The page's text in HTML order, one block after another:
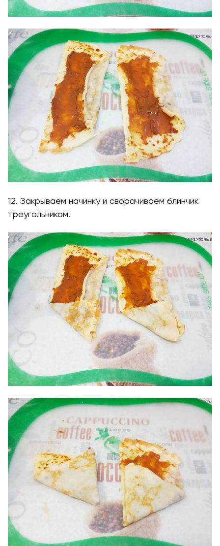
12. Закрываем начинку и сворачиваем блинчик
треугольником.